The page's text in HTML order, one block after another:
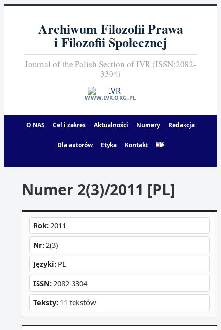
Archiwum Filozofii Prawa
i Filozofii Społecznej
Journal of the Polish Section of IVR (ISSN:2082-
3304)
WWW.IVR.ORG.PL
O NAS Cel i zakres Aktualności Numery Redakcja
Dla autorów Etyka Kontakt
Numer 2(3)/2011 [PL]
Rok: 2011
Nr: 2(3)
Języki: PL
ISSN: 2082-3304
Teksty: 11 tekstów